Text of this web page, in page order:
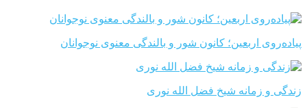
پیاده‌روی اربعین؛ کانون شور و بالندگی معنوی نوجوانان
زندگی و زمانه شیخ فضل الله نوری